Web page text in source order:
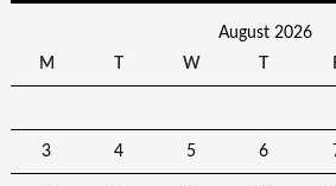
August 2026
M
W
3 4 5 6